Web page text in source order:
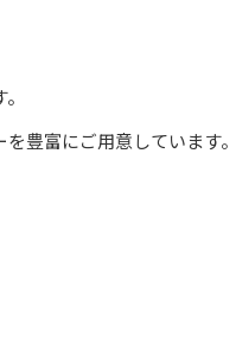
豊富にご用意しています。